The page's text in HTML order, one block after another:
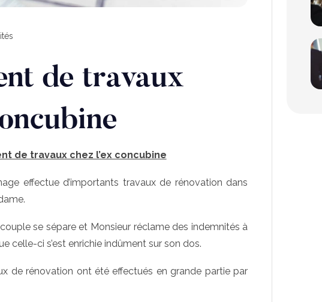
de travaux
de travaux chez l’ex concubine
effectue d’importants travaux de rénovation dans
se sépare et Monsieur réclame des indemnités à
celle-ci s’est enrichie indûment sur son dos.
de rénovation ont été effectués en grande partie par